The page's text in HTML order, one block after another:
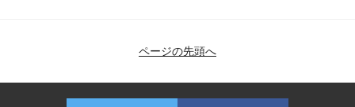
ページの先頭へ